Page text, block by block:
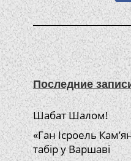
Последние
Шабат Шалом!
«Ган Ісроель
табір у Варшаві